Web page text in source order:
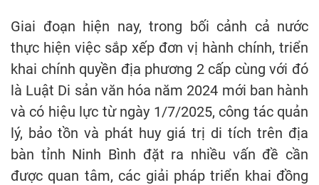
Giai đoạn hiện nay, trong bối cảnh cả nước
thực hiện việc sắp xếp đơn vị hành chính, triển
khai chính quyền địa phương 2 cấp cùng với đó
là Luật Di sản văn hóa năm 2024 mới ban hành
và có hiệu lực từ ngày 1/7/2025, công tác quản
lý, bảo tồn và phát huy giá trị di tích trên địa
bàn tỉnh Ninh Bình đặt ra nhiều vấn đề cần
được quan tâm, các giải pháp triển khai đồng